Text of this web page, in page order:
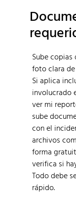
Sube
foto clara
Si aplica
involucrado
ver mi
sube
con el
archivos
forma
verifica si
Todo debe
rápido.